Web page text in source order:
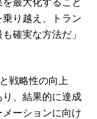
り越え、トラン
確実な方法だ」
戦略性の向上
、結果的に達成
ーションに向け